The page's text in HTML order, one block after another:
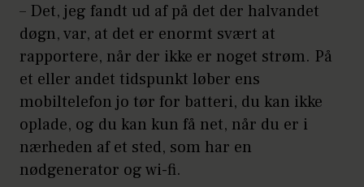
– Det, jeg fandt ud af på det der halvandet
døgn, var, at det er enormt svært at
rapportere, når der ikke er noget strøm. På
et eller andet tidspunkt løber ens
mobiltelefon jo tør for batteri, du kan ikke
oplade, og du kan kun få net, når du er i
nærheden af et sted, som har en
nødgenerator og wi-fi.